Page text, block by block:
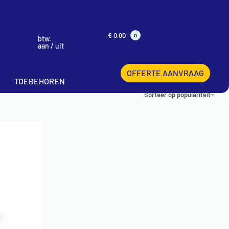
btw.
aan / uit
€0,00 0
TOEBEHOREN
OFFERTE AANVRAAG
Sorteer op populariteit